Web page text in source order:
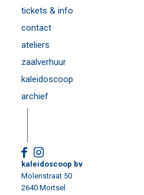
tickets & info
contact
ateliers
zaalverhuur
kaleidoscoop
archief
kaleidoscoop bv
Molenstraat 50
2640 Mortsel